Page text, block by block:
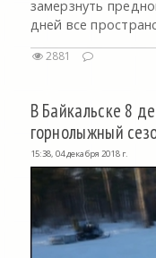
замерзнуть
дней все
2881
В Байкальске 8
горнолыжный
15:38, 04 декабря 2018 г.